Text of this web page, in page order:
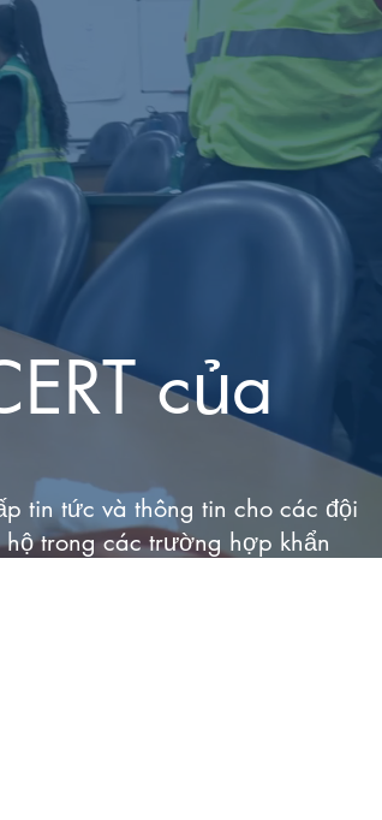
của
tin tức và thông tin cho các đội
trong các trường hợp khẩn